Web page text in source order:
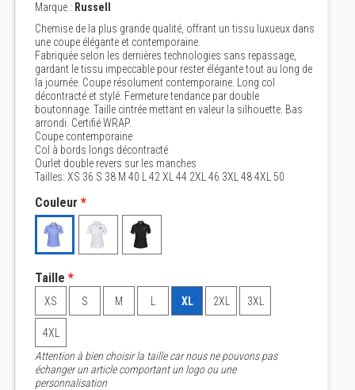
Marque : Russell
Chemise de la plus grande qualité, offrant un tissu luxueux dans
une coupe élégante et contemporaine.
Fabriquée selon les dernières technologies sans repassage,
gardant le tissu impeccable pour rester élégante tout au long de
la journée. Coupe résolument contemporaine. Long col
décontracté et stylé. Fermeture tendance par double
boutonnage. Taille cintrée mettant en valeur la silhouette. Bas
arrondi. Certifié WRAP.
Coupe contemporaine
Col à bords longs décontracté
Ourlet double revers sur les manches
Tailles: XS 36 S 38 M 40 L 42 XL 44 2XL 46 3XL 48 4XL 50
Couleur *
Taille *
XS S M XL 2XL 3XL
4XL
Attention à bien choisir la taille car nous ne pouvons pas
échanger un article comportant un logo ou une
personnalisation